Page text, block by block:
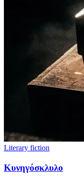
Literary fiction
Κυνηγόσκλυλο